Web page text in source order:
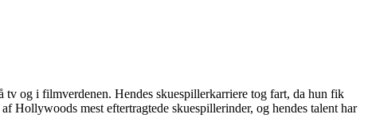
og i filmverdenen. Hendes skuespillerkarriere tog fart, da hun fik
Hollywoods mest eftertragtede skuespillerinder, og hendes talent har